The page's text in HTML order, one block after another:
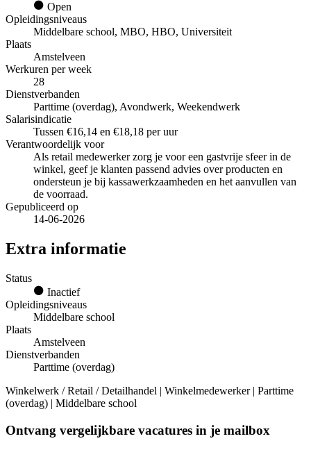
Open
Opleidingsniveaus
Middelbare school, MBO, HBO, Universiteit
Plaats
Amstelveen
Werkuren per week
28
Dienstverbanden
Parttime (overdag), Avondwerk, Weekendwerk
Salarisindicatie
Tussen €16,14 en €18,18 per uur
Verantwoordelijk voor
Als retail medewerker zorg je voor een gastvrije sfeer in de
winkel, geef je klanten passend advies over producten en
ondersteun je bij kassawerkzaamheden en het aanvullen van
de voorraad.
Gepubliceerd op
14-06-2026
Extra informatie
Status
Inactief
Opleidingsniveaus
Middelbare school
Plaats
Amstelveen
Dienstverbanden
Parttime (overdag)
Winkelwerk / Retail / Detailhandel | Winkelmedewerker | Parttime
(overdag) | Middelbare school
Ontvang vergelijkbare vacatures in je mailbox